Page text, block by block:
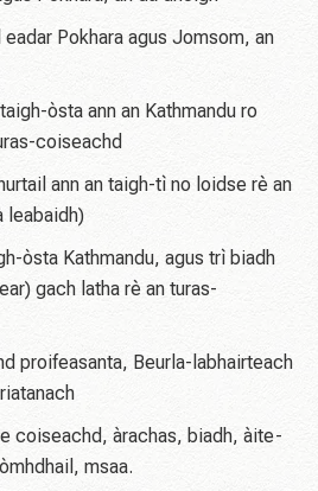
Pokhara agus Jomsom, an
òsta ann an Kathmandu ro
coiseachd
ann an taigh-tì no loidse rè an
leabaidh)
òsta Kathmandu, agus trì biadh
gach latha rè an turas-
proifeasanta, Beurla-labhairteach
coiseachd, àrachas, biadh, àite-
msaa.